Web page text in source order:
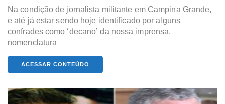
Na condição de jornalista militante em Campina Grande,
e até já estar sendo hoje identificado por alguns
confrades como ‘decano’ da nossa imprensa,
nomenclatura
ACESSAR CONTEÚDO